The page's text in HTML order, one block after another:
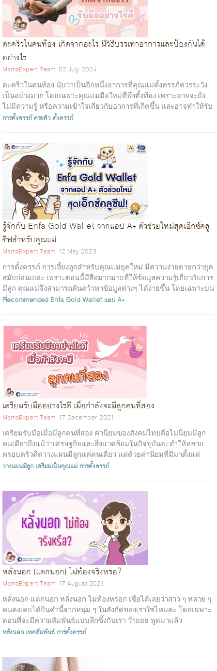
ตะคริวในคนท้อง เกิดจากอะไร มีวิธีบรรเทาอาการและป้องกันได้
อย่างไร
MamaExpert Team 02 July 2024
ตะคริวในคนท้อง นับว่าเป็นอีกหนึ่งอาการที่คุณแม่ตั้งครรภ์ควรระวัง
เป็นอย่างมาก โดยเฉพาะคุณแม่มือใหม่ที่พึ่งตั้งท้อง เพราะอาจจะยัง
ไม่มีความรู้ หรือความเข้าใจเกี่ยวกับอาการที่เกิดขึ้น และอาจทำให้รับ
มื...
การตั้งครรภ์ ตระคิว ตั้งครรภ์
รู้จักกับ Enfa Gold Wallet จากแอป A+ ตัวช่วยใหม่สุดเอ็กซ์คลู
ซีฟสำหรับคุณแม่
MamaExpert Team 12 May 2023
การตั้งครรภ์ การเลี้ยงลูกสำหรับคุณแม่ยุคใหม่ มีความง่ายดายกว่ายุค
สมัยก่อนเยอะ เพราะตอนนี้มีสื่อมากมายที่ให้ข้อมูลความรู้เกี่ยวกับการ
มีลูก คุณแม่จึงสามารถค้นคว้าหาข้อมูลต่างๆ ได้ง่ายขึ้น โดยเฉพาะบน
แอ...
Recommended Enfa Gold Wallet แอป A+
เตรียมรับมืออย่างไรดี เมื่อกำลังจะมีลูกคนที่สอง
MamaExpert Team 17 December 2021
เตรียมรับมือเมื่อมีลูกคนที่สอง ค่านิยมของสังคมไทยคือไม่นิยมมีลูก
คนเดียวถึงแม้ว่าเศรษฐกิจและสิ่งแวดล้อมในปัจจุบันจะทำให้หลาย
ครอบครัวคิดวางแผนมีลูกแค่คนเดียว แต่ด้วยค่านิยมที่มีมาตั้งแต่
โบราณ...
วางแผนมีลูก เตรียมเป็นคุณแม่ การตั้งครรภ์
หลั่งนอก (แตกนอก) ไม่ท้องจริงหรอ?
MamaExpert Team 17 August 2021
หลั่งนอก แตกนอก หลั่งนอก ไม่ท้องหรอก เชื่อได้เลยว่าสาว ๆ หลาย ๆ
คนคงเคยได้ยินคำนี้จากหนุ่ม ๆ ในสังกัดของเราใช่ไหมคะ โดยเฉพาะ
ตอนที่จะมีความสัมพันธ์แบบลึกซึ้งกับเรา ว๊ายยย พูดมาแล้ว
วาบหวาม!! หลายคนที...
หลั่งนอก เพศสัมพันธ์ การตั้งครรภ์